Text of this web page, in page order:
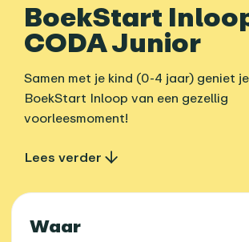
BoekStart Inloop
CODA Junior
Samen met je kind (0-4 jaar) geniet
BoekStart Inloop van een gezellig
voorleesmoment!
Lees verder
Praktische
Waar